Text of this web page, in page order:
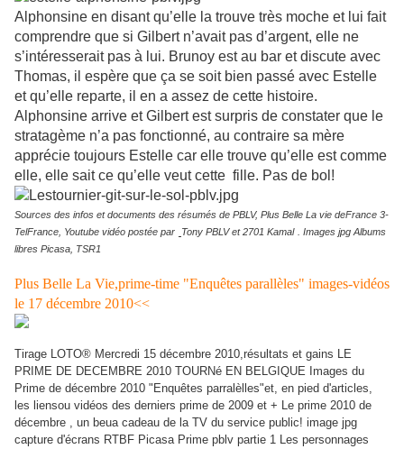
Alphonsine en disant qu’elle la trouve très moche et lui fait
comprendre que si Gilbert n’avait pas d’argent, elle ne
s’intéresserait pas à lui. Brunoy est au bar et discute avec
Thomas, il espère que ça se soit bien passé avec Estelle
et qu’elle reparte, il en a assez de cette histoire.
Alphonsine arrive et Gilbert est surpris de constater que le
stratagème n’a pas fonctionné, au contraire sa mère
apprécie toujours Estelle car elle trouve qu’elle est comme
elle, elle sait ce qu’elle veut cette fille. Pas de bol!
Sources des infos et documents des résumés de PBLV, Plus Belle La vie deFrance 3-
TelFrance, Youtube vidéo postée par
Tony PBLV et 2701 Kamal
. Images jpg Albums
libres Picasa, TSR1
Plus Belle La Vie,prime-time "Enquêtes parallèles" images-vidéos
le 17 décembre 2010<<
Tirage LOTO® Mercredi 15 décembre 2010,résultats et gains LE
PRIME DE DECEMBRE 2010 TOURNé EN BELGIQUE Images du
Prime de décembre 2010 "Enquêtes parralèlles"et, en pied d'articles,
les liensou vidéos des derniers prime de 2009 et + Le prime 2010 de
décembre , un beua cadeau de la TV du service public! image jpg
capture d'écrans RTBF Picasa Prime pblv partie 1 Les personnages